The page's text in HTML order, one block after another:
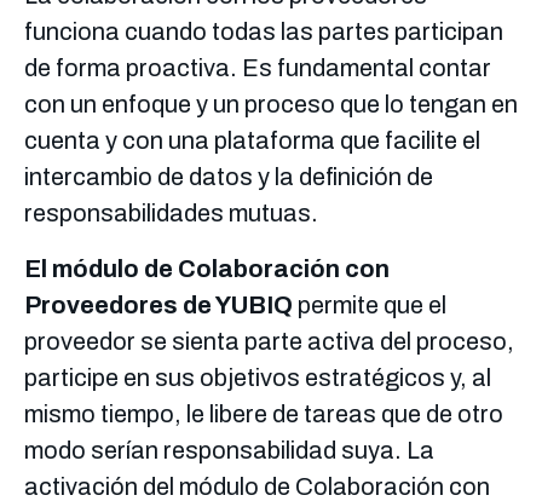
funciona cuando todas las partes participan
de forma proactiva. Es fundamental contar
con un enfoque y un proceso que lo tengan en
cuenta y con una plataforma que facilite el
intercambio de datos y la definición de
responsabilidades mutuas.
El módulo de Colaboración con
Proveedores de YUBIQ permite que el
proveedor se sienta parte activa del proceso,
participe en sus objetivos estratégicos y, al
mismo tiempo, le libere de tareas que de otro
modo serían responsabilidad suya. La
activación del módulo de Colaboración con